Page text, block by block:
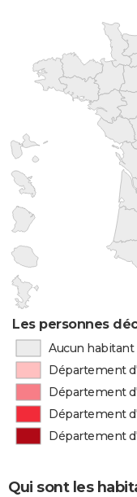
Les personnes
Aucun
Département
Département
Département
Département
Qui sont les